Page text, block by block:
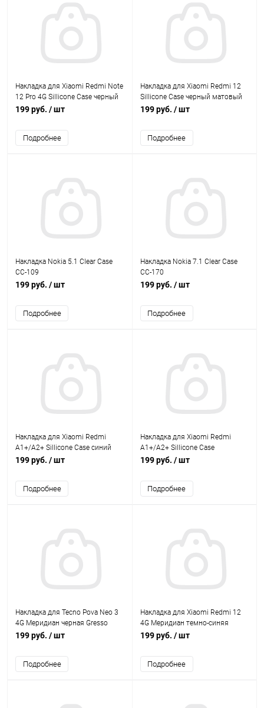
Накладка для Xiaomi Redmi Note
12 Pro 4G Sillicone Case черный
матовый BoraSCO
199 руб. / шт
Подробнее
Накладка для Xiaomi Redmi 12
Sillicone Case черный матовый
BoraSCO
199 руб. / шт
Подробнее
Накладка Nokia 5.1 Clear Case
CC-109
199 руб. / шт
Подробнее
Накладка Nokia 7.1 Clear Case
CC-170
199 руб. / шт
Подробнее
Накладка для Xiaomi Redmi
A1+/A2+ Sillicone Case синий
матовый BoraSCO
199 руб. / шт
Подробнее
Накладка для Xiaomi Redmi
A1+/A2+ Sillicone Case
лавандовый матовый BoraSCO
199 руб. / шт
Подробнее
Накладка для Tecno Pova Neo 3
4G Меридиан черная Gresso
199 руб. / шт
Подробнее
Накладка для Xiaomi Redmi 12
4G Меридиан темно-синяя
Gresso
199 руб. / шт
Подробнее